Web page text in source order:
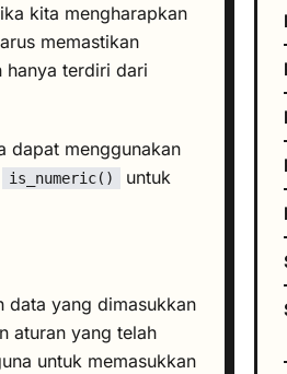
kita mengharapkan
memastikan
hanya terdiri dari
dapat menggunakan
is_numeric()
untuk
data yang dimasukkan
aturan yang telah
untuk memasukkan